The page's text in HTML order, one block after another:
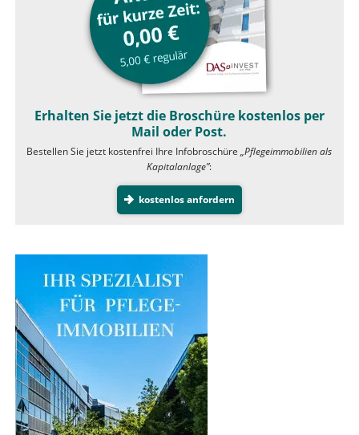
Erhalten Sie jetzt die Broschüre kostenlos per
Mail oder Post.
Bestellen Sie jetzt kostenfrei Ihre Infobroschüre„Pflegeimmobilien als
Kapitalanlage”:
kostenlos anfordern